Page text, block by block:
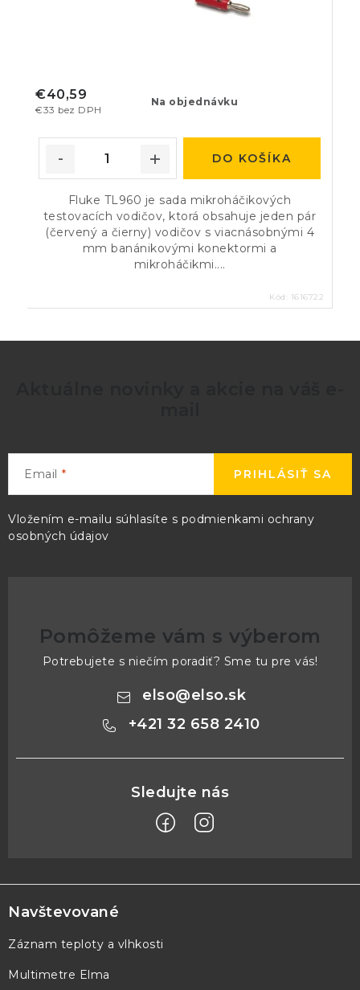
Na objednávku
€33 bez DPH
€40,59
DO KOŠÍKA
Fluke TL960 je sada mikroháčikových
testovacích vodičov, ktorá obsahuje jeden pár
(červený a čierny) vodičov s viacnásobnými 4
mm banánikovými konektormi a
mikroháčikmi....
Kód: 1616722
Email
Vložením e-mailu súhlasíte s podmienkami ochrany
osobných údajov
PRIHLÁSIŤ SA
Pomôžeme vám s výberom
Potrebujete s niečím poradiť? Sme tu pre vás!
elso@elso.sk
+421 32 658 2410
á
p
ä
Navštevované
Záznam teploty a vlhkosti
Multimetre Elma